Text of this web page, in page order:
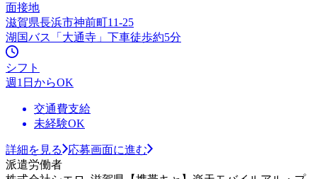
面接地
滋賀県長浜市神前町11-25
湖国バス「大通寺」下車徒歩約5分
シフト
週1日からOK
交通費支給
未経験OK
詳細を見る
応募画面に進む
派遣労働者